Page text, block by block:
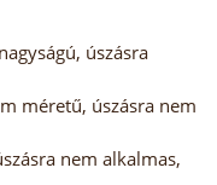
úszásra
méretű, úszásra nem
nem alkalmas,